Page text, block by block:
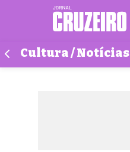
Cultura / Notícias